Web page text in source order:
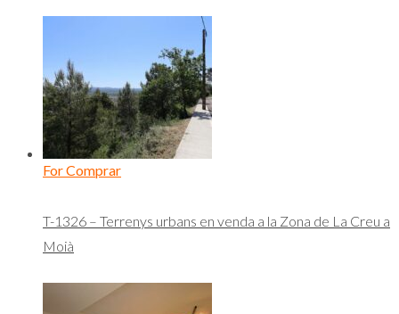
For Comprar
T-1326 – Terrenys urbans en venda a la Zona de La Creu a
Moià